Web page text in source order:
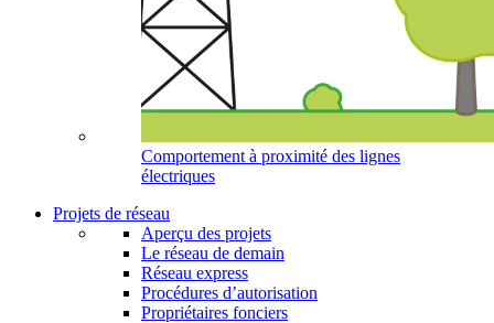
Comportement à proximité des lignes
électriques
Projets de réseau
Aperçu des projets
Le réseau de demain
Réseau express
Procédures d’autorisation
Propriétaires fonciers